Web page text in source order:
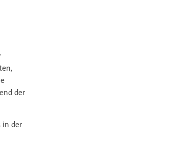
der
in der